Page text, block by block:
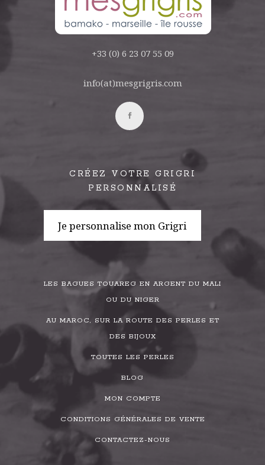
+33 (0) 6 23 07 55 09
info(at)mesgrigris.com
CRÉEZ VOTRE GRIGRI
PERSONNALISÉ
Je personnalise mon Grigri
LES BAGUES TOUAREG EN ARGENT DU MALI
OU DU NIGER
AU MAROC, SUR LA ROUTE DES PERLES ET
DES BIJOUX
TOUTES LES PERLES
BLOG
MON COMPTE
CONDITIONS GÉNÉRALES DE VENTE
CONTACTEZ-NOUS